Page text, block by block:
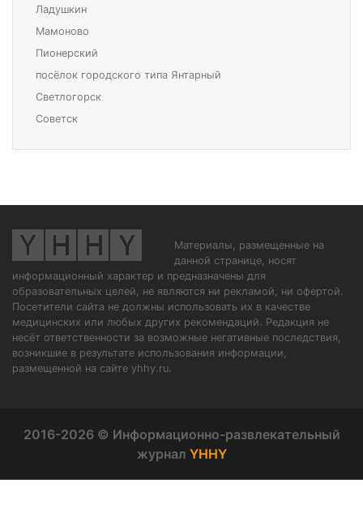
Ладушкин
Мамоново
Пионерский
посёлок городского типа Янтарный
Светлогорск
Советск
Материалы, размещенные на
данной странице, носят
информационный характер и предназначены для
образовательных целей, не являются ни рекламой, ни офертой.
Посетители сайта не должны использовать их в качестве
медицинских или любых других рекомендаций. Редакция не
несёт ответственности за возможные негативные последствия,
возникшие в результате использования информации,
размещенной на сайте yhhy.ru.
2016-2026 © Информационно-развлекательный
журнал YHHY